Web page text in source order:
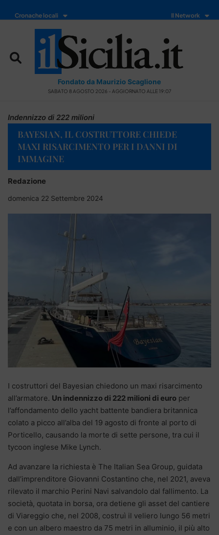
Cronache locali Il Network
Fondato da Maurizio Scaglione
SABATO 8 AGOSTO 2026 - AGGIORNATO ALLE 19:07
Indennizzo di 222 milioni
BAYESIAN, IL COSTRUTTORE CHIEDE
MAXI RISARCIMENTO PER I DANNI DI
IMMAGINE
Redazione
domenica 22 Settembre 2024
I costruttori del Bayesian chiedono un maxi risarcimento
all’armatore. Un indennizzo di 222 milioni di euro per
l’affondamento dello yacht battente bandiera britannica
colato a picco all’alba del 19 agosto di fronte al porto di
Porticello, causando la morte di sette persone, tra cui il
tycoon inglese Mike Lynch.
Ad avanzare la richiesta è The Italian Sea Group, guidata
dall’imprenditore Giovanni Costantino che, nel 2021, aveva
rilevato il marchio Perini Navi salvandolo dal fallimento. La
società, quotata in borsa, ora detiene gli asset del cantiere
di Viareggio che, nel 2008, costruì il veliero lungo 56 metri
e con un albero maestro da 75 metri in alluminio, il più alto